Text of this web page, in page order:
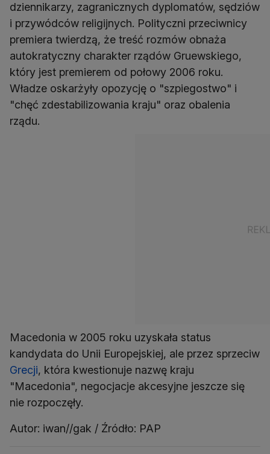
dziennikarzy, zagranicznych dyplomatów, sędziów
i przywódców religijnych. Polityczni przeciwnicy
premiera twierdzą, że treść rozmów obnaża
autokratyczny charakter rządów Gruewskiego,
który jest premierem od połowy 2006 roku.
Władze oskarżyły opozycję o "szpiegostwo" i
"chęć zdestabilizowania kraju" oraz obalenia
rządu.
Macedonia w 2005 roku uzyskała status
kandydata do Unii Europejskiej, ale przez sprzeciw
Grecji, która kwestionuje nazwę kraju
"Macedonia", negocjacje akcesyjne jeszcze się
nie rozpoczęły.
Autor: iwan//gak / Źródło: PAP